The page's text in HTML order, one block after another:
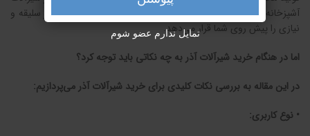
آشپزخانه و حمام گرفته تا شیرآلات صنعتی، انتخابی ایده‌آل برای هر سلیقه و
نیازی را پیش روی شما قرار می‌دهد.
اما در هنگام خرید شیرآلات آذر به چه نکاتی باید توجه کرد؟
در این مقاله به بررسی نکات کلیدی برای خرید شیرآلات آذر می‌پردازیم:
• نوع کاربری:
تمایل ندارم عضو شوم